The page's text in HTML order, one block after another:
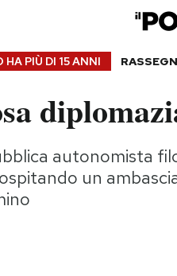
HA PIÙ DI 15 ANNI
autonomista
un